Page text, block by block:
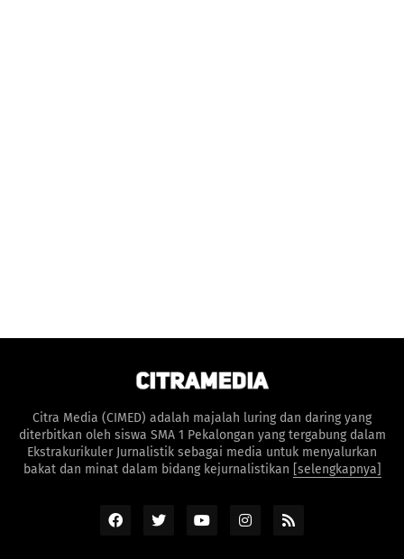
Citra Media (CIMED) adalah majalah luring dan daring yang
diterbitkan oleh siswa SMA 1 Pekalongan yang tergabung dalam
Ekstrakurikuler Jurnalistik sebagai media untuk menyalurkan
bakat dan minat dalam bidang kejurnalistikan [selengkapnya]